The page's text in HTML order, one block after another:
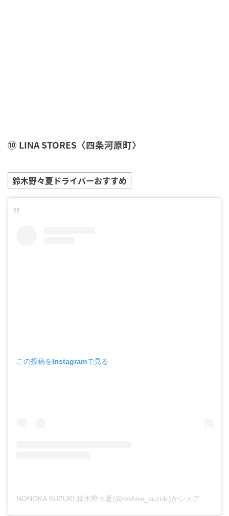
⑩ LINA STORES〈四条河原町〉
鈴木野々夏 ドライバーおすすめ
この投稿をInstagramで見る